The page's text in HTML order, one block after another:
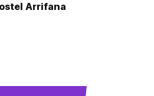
Arrifana